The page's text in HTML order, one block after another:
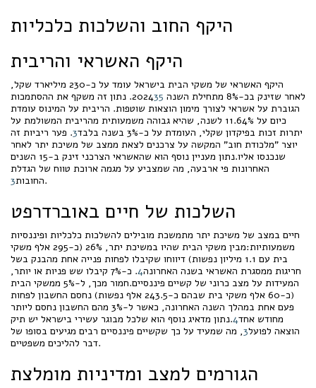
היקף החוב והשלכות כלכליות
היקף האשראי והריבית
היקף האשראי של משקי הבית בישראל עומד על כ-230 מיליארד שקל,
לאחר שזינק בכ-8% מתחילת השנה 2024
35
. נתון זה משקף את ההסתמכות
הגוברת על אשראי לצורך מימון הוצאות שוטפות. הריבית על המינוס עומדת
כיום על 11.64% לשנה, שהיא גבוהה משמעותית מהריבית המשולמת על
יתרות זכות בפיקדון שקלי, העומדת על כ-3% בשנה בלבד
3. פער ריביות זה
יוצר "מלכודת חוב" המקשה על צרכנים לצאת ממצב של משיכת יתר לאחר
שנכנסו אליו.נתון מעניין נוסף הוא שהאשראי הצרכני זינק ב-15 השנים
האחרונות פי ארבעה, מה שמצביע על מגמה ארוכת טווח של הגדלת
החובות3 .
השלכות של חיים באוברדרפט
חיים במצב של משיכת יתר מתמשכת מובילים להשלכות כלכליות ופיננסיות
משמעותיות:מבין משקי הבית שהיו במשיכת יתר, 26% (כ-295 אלף משקי
בית עם 1.1 מיליון נפשות) דיווחו שקיבלו לפחות פנייה אחת מהבנק בשל
חריגות ממסגרת האשראי בשנה האחרונה4
. כ-7% קיבלו שש פניות או יותר,
המעידות על מצב כרוני של קשיים פיננסיים.חמור מכך, ל-5% ממשקי הבית
(כ-60 אלף משקי בית שבהם כ-243.5 אלף נפשות) נחסם החשבון לפחות
פעם אחת במהלך השנה האחרונה, כאשר ל-3% מהם החשבון נחסם ליותר
מחודש אחד4.נתון מדאיג נוסף הוא שלכל מבוגר עשירי בישראל יש תיק
הוצאה לפועל3, מה שמעיד על כך שקשיים פיננסיים רבים מגיעים בסופו של
דבר להליכים משפטיים.
הגורמים למצב ומדיניות מומלצת